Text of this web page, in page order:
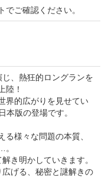
ご確認ください。
、熱狂的ロングランを
陸！
界的広がりを見せてい
本版の登場です。
様々な問題の本質、
き明かしていきます。
げる、秘密と謎解きの